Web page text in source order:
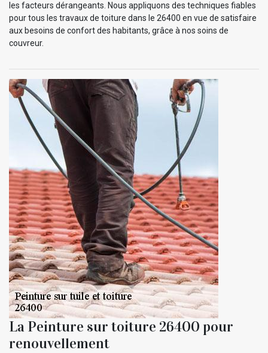
les facteurs dérangeants. Nous appliquons des techniques fiables
pour tous les travaux de toiture dans le 26400 en vue de satisfaire
aux besoins de confort des habitants, grâce à nos soins de
couvreur.
La Peinture sur toiture 26400 pour
renouvellement